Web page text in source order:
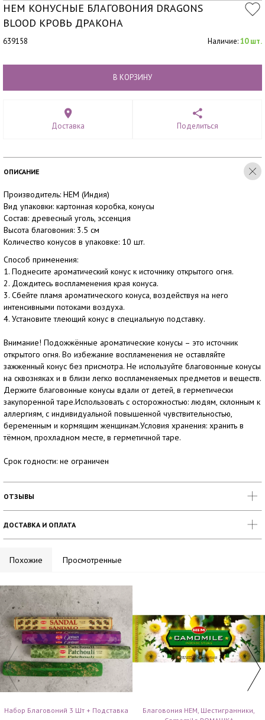
HEM КОНУСНЫЕ БЛАГОВОНИЯ DRAGONS
BLOOD КРОВЬ ДРАКОНА
639158 Наличие:10 шт.
В КОРЗИНУ
Доставка Поделиться
ОПИСАНИЕ
Производитель: HEM (Индия)
Вид упаковки: картонная коробка, конусы
Состав: древесный уголь, эссенция
Высота благовония: 3.5 см
Количество конусов в упаковке: 10 шт.
Способ применения:
1. Поднесите ароматический конус к источнику открытого огня.
2. Дождитесь воспламенения края конуса.
3. Сбейте пламя ароматического конуса, воздействуя на него
интенсивными потоками воздуха.
4. Установите тлеющий конус в специальную подставку.
Внимание! Подожжённые ароматические конусы – это источник
открытого огня. Во избежание воспламенения не оставляйте
зажженный конус без присмотра. Не используйте благовонные конусы
на сквозняках и в близи легко воспламеняемых предметов и веществ.
Держите благовонные конусы вдали от детей, в герметически
закупоренной таре.Использовать с осторожностью: людям, склонным к
аллергиям, с индивидуальной повышенной чувствительностью,
беременным и кормящим женщинам.Условия хранения: хранить в
тёмном, прохладном месте, в герметичной таре.
Срок годности: не ограничен
ОТЗЫВЫ
ДОСТАВКА И ОПЛАТА
Похожие Просмотренные
Набор Благовоний 3 Шт + Подставка
Благовония HEM, Шестигранники,